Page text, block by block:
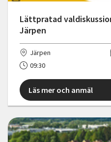
Lättpratad
Järpen
Järpen
09:30
Läs mer och anmäl